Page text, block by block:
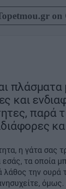
on
πλάσματα
και
παρά
η γάτα σας
εσάς, τα οποία
λάθος την ουρά